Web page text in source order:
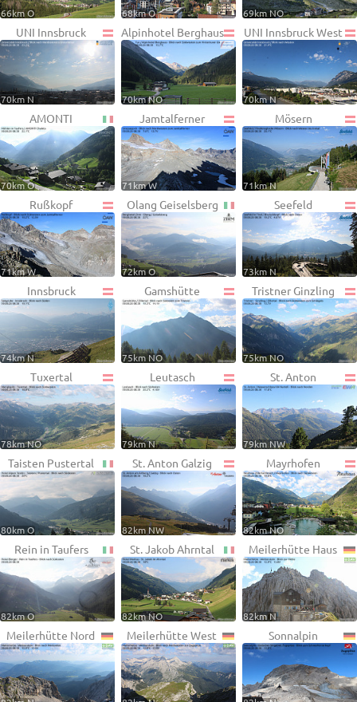
66km O 68km O 69km NO
UNI Innsbruck
70km N
Alpinhotel Berghaus
70km NO
UNI Innsbruck West
70km N
AMONTI
70km O
Jamtalferner
71km W
Mösern
71km N
Rußkopf
71km W
Olang Geiselsberg
72km O
Seefeld
73km N
Innsbruck
74km N
Gamshütte
75km NO
Tristner Ginzling
75km NO
Tuxertal
78km NO
Leutasch
79km N
St. Anton
79km NW
Taisten Pustertal
80km O
St. Anton Galzig
82km NW
Mayrhofen
82km NO
Rein in Taufers
82km O
St. Jakob Ahrntal
82km NO
Meilerhütte Haus
82km N
Meilerhütte Nord Meilerhütte West Sonnalpin